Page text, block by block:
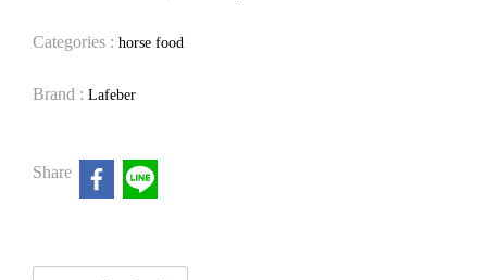
Categories : horse food
Brand : Lafeber
Share